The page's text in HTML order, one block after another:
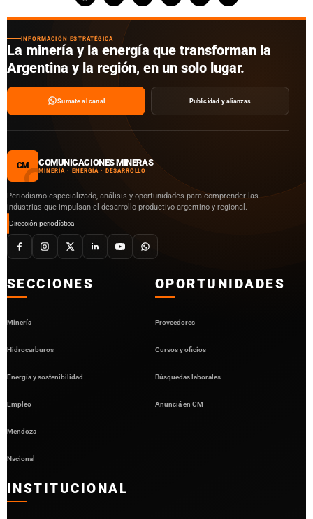
INFORMACIÓN ESTRATÉGICA
La minería y la energía que transforman la
Argentina y la región, en un solo lugar.
Sumate al canal Publicidad y alianzas
CM COMUNICACIONES MINERAS
MINERÍA · ENERGÍA · DESARROLLO
Periodismo especializado, análisis y oportunidades para comprender las
industrias que impulsan el desarrollo productivo argentino y regional.
Dirección periodística
SECCIONES
Minería
Hidrocarburos
Energía y sostenibilidad
Empleo
Mendoza
Nacional
OPORTUNIDADES
Proveedores
Cursos y oficios
Búsquedas laborales
Anunciá en CM
INSTITUCIONAL